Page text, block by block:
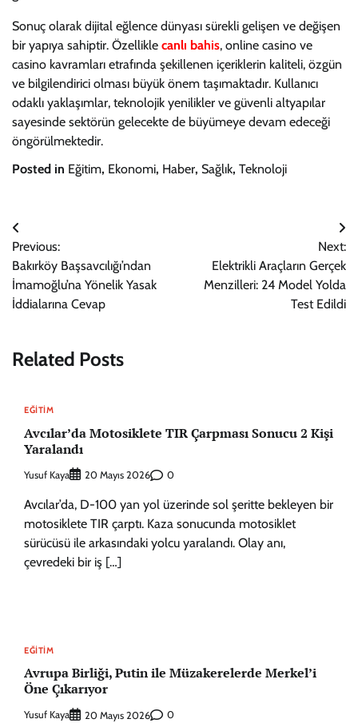
Sonuç olarak dijital eğlence dünyası sürekli gelişen ve değişen
bir yapıya sahiptir. Özellikle canlı bahis, online casino ve
casino kavramları etrafında şekillenen içeriklerin kaliteli, özgün
ve bilgilendirici olması büyük önem taşımaktadır. Kullanıcı
odaklı yaklaşımlar, teknolojik yenilikler ve güvenli altyapılar
sayesinde sektörün gelecekte de büyümeye devam edeceği
öngörülmektedir.
Posted in Eğitim, Ekonomi, Haber, Sağlık, Teknoloji
Yazı
gezinmesi
Previous:
Bakırköy Başsavcılığı’ndan
İmamoğlu’na Yönelik Yasak
İddialarına Cevap
Next:
Elektrikli Araçların Gerçek
Menzilleri: 24 Model Yolda
Test Edildi
Related Posts
EĞITIM
Avcılar’da Motosiklete TIR Çarpması Sonucu 2 Kişi
Yaralandı
Yusuf Kaya 20 Mayıs 2026 0
Avcılar’da, D-100 yan yol üzerinde sol şeritte bekleyen bir
motosiklete TIR çarptı. Kaza sonucunda motosiklet
sürücüsü ile arkasındaki yolcu yaralandı. Olay anı,
çevredeki bir iş […]
EĞITIM
Avrupa Birliği, Putin ile Müzakerelerde Merkel’i
Öne Çıkarıyor
Yusuf Kaya 20 Mayıs 2026 0